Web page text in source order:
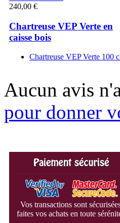
240,00 €
Chartreuse VEP Verte en
caisse bois
Chartreuse VEP Verte 100
Aucun avis
pour donner
Vos transactions sont
faites vos achats en toute